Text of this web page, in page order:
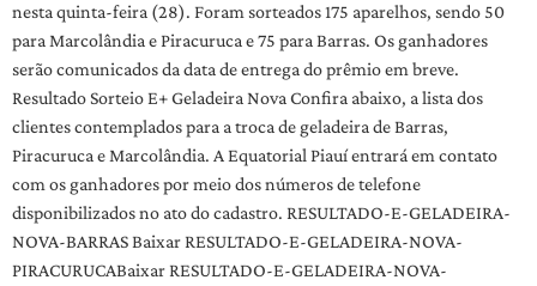
nesta quinta-feira (28). Foram sorteados 175 aparelhos, sendo 50
para Marcolândia e Piracuruca e 75 para Barras. Os ganhadores
serão comunicados da data de entrega do prêmio em breve.
Resultado Sorteio E+ Geladeira Nova Confira abaixo, a lista dos
clientes contemplados para a troca de geladeira de Barras,
Piracuruca e Marcolândia. A Equatorial Piauí entrará em contato
com os ganhadores por meio dos números de telefone
disponibilizados no ato do cadastro. RESULTADO-E-GELADEIRA-
NOVA-BARRAS Baixar RESULTADO-E-GELADEIRA-NOVA-
PIRACURUCABaixar RESULTADO-E-GELADEIRA-NOVA-